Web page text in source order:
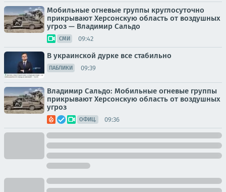
Мобильные огневые группы круглосуточно
прикрывают Херсонскую область от воздушных
угроз — Владимир Сальдо
СМИ 09:42
В украинской дурке все стабильно
ПАБЛИКИ 09:39
Владимир Сальдо: Мобильные огневые группы
прикрывают Херсонскую область от воздушных
угроз
ОФИЦ. 09:36